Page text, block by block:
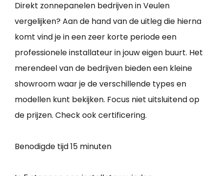
Direkt zonnepanelen bedrijven in Veulen
vergelijken? Aan de hand van de uitleg die hierna
komt vind je in een zeer korte periode een
professionele installateur in jouw eigen buurt. Het
merendeel van de bedrijven bieden een kleine
showroom waar je de verschillende types en
modellen kunt bekijken. Focus niet uitsluitend op
de prijzen. Check ook certificering.
Benodigde tijd15 minuten